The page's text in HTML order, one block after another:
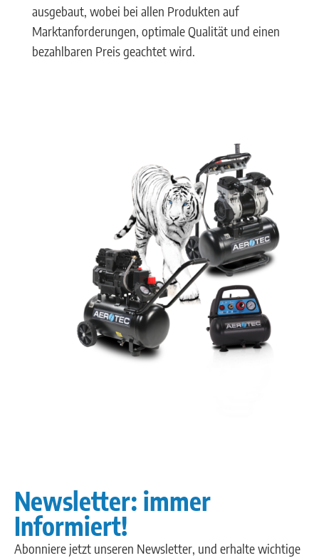
ausgebaut, wobei bei allen Produkten auf
Marktanforderungen, optimale Qualität und einen
bezahlbaren Preis geachtet wird.
Newsletter: immer
Informiert!
Abonniere jetzt unseren Newsletter, und erhalte wichtige